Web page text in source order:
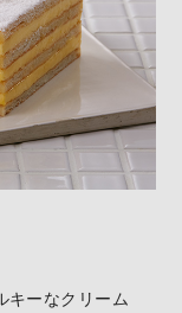
キーなクリーム